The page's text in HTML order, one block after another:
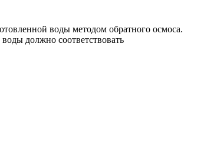
воды методом обратного осмоса.
должно соответствовать